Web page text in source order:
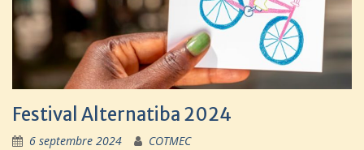
Festival Alternatiba 2024
6 septembre 2024 COTMEC